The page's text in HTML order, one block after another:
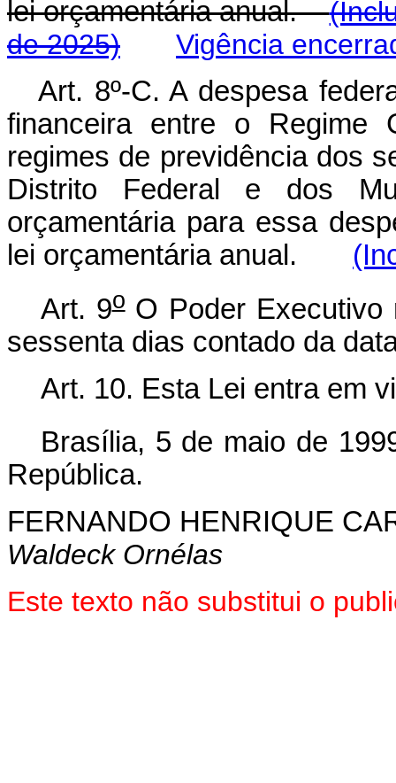
lei orçamentária anual.
de 2025)
Vigência
Art. 8º-C. A despesa
financeira entre o Regime
regimes de previdência dos
Distrito Federal e dos
orçamentária para essa
lei orçamentária anual.
Art. 9oO Poder Executivo
sessenta dias contado da
Art. 10. Esta Lei entra em
Brasília, 5 de maio de
República.
FERNANDO HENRIQUE
Waldeck Ornélas
Este texto não substitui o